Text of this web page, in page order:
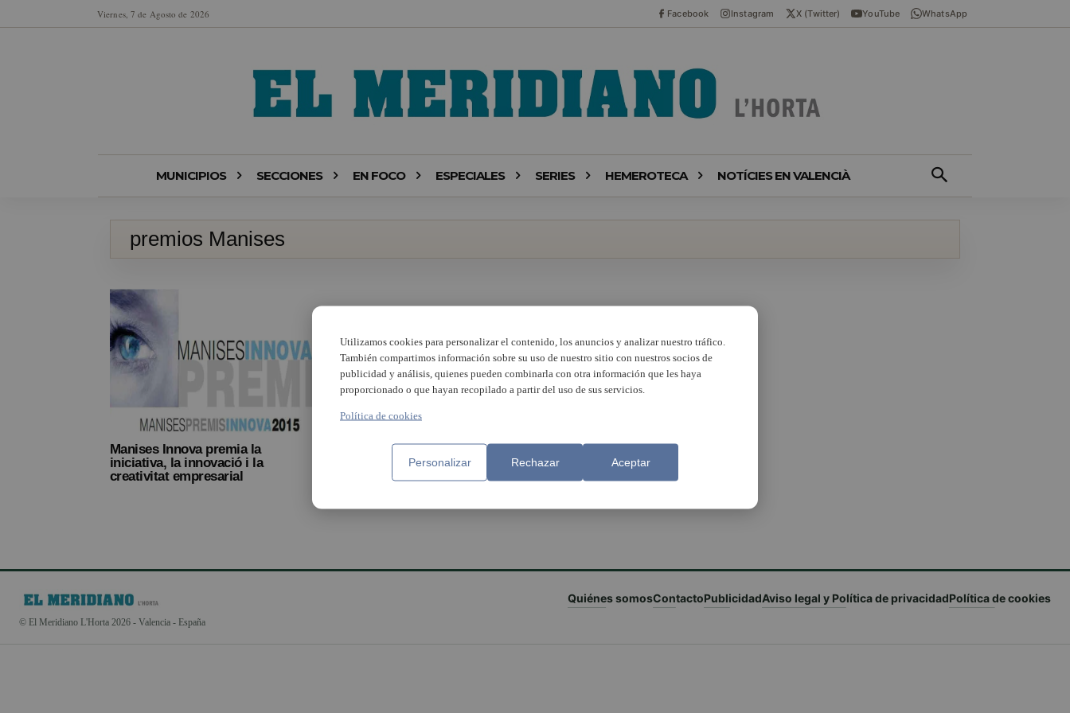
Viernes, 7 de Agosto de 2026 Facebook Instagram X (Twitter) YouTube WhatsApp
MUNICIPIOS SECCIONES EN FOCO ESPECIALES SERIES HEMEROTECA NOTÍCIES EN VALENCIÀ
premios Manises
Manises Innova premia la
iniciativa, la innovació i la
creativitat empresarial
© El Meridiano L'Horta 2026 - Valencia - España
Quiénes somosContactoPublicidadAviso legal y Política de privacidadPolítica de cookies
Utilizamos cookies para personalizar el contenido, los anuncios y analizar nuestro tráfico.
También compartimos información sobre su uso de nuestro sitio con nuestros socios de
publicidad y análisis, quienes pueden combinarla con otra información que les haya
proporcionado o que hayan recopilado a partir del uso de sus servicios.
Política de cookies
Personalizar Rechazar Aceptar